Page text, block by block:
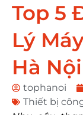
Top 5
Lý
Hà
tophanoi
Thiết bị